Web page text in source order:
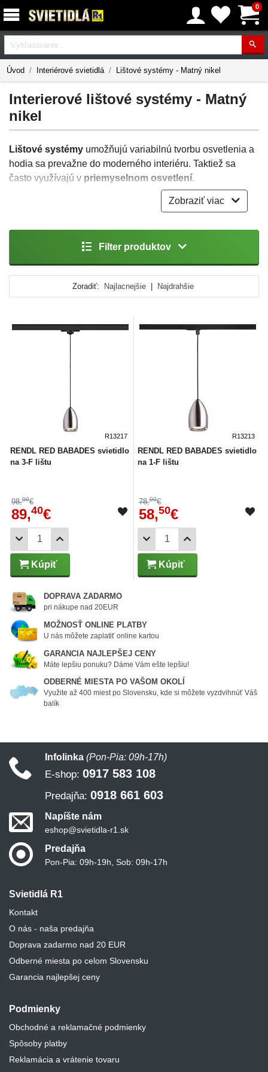
0
Vyhľadávanie
Úvod Interiérové svietidlá Lištové systémy - Matný nikel
Interierové lištové systémy - Matný
nikel
Zobraziť viac
Lištové systémy umožňujú variabilnú tvorbu osvetlenia a
hodia sa prevažne do moderného interiéru. Taktiež sa
často využívajú v priemyselnom osvetlení.
Systémy priamo na strope vytvoria potrebné elektrické
navrhnutých miestachlištové svietidlá. Vďaka niekoľkým
možným typom napájania je možné vychádzať z
skracovať alebo spájať podľa predstáv.
Lišty doplníte osvetľovacími prvkami podľa Vašich potrieb
dokonale dajú nasvietiť napríkladobrazy,zrkadláalebo
, kedy vytvoria zaujímavý efekt. Pri
Filter produktov
Zoradiť: Najlacnejšie | Najdrahšie
R13217
RENDL RED BABADES svietidlo
na 3-F lištu
98,00€
89,40€
Kúpiť
R13213
RENDL RED BABADES svietidlo
na 1-F lištu
78,00€
58,50€
Kúpiť
DOPRAVA ZADARMO
pri nákupe nad 20EUR
MOŽNOSŤ ONLINE PLATBY
U nás môžete zaplatiť online kartou
GARANCIA NAJLEPŠEJ CENY
Máte lepšiu ponuku? Dáme Vám ešte lepšiu!
ODBERNÉ MIESTA PO VAŠOM OKOLÍ
Využite až 400 miest po Slovensku, kde si môžete vyzdvihnúť Váš
balík
Svietidlá R1
Kontakt
O nás - naša predajňa
Doprava zadarmo nad 20 EUR
Odberné miesta po celom Slovensku
Garancia najlepšej ceny
Podmienky
Obchodné a reklamačné podmienky
Spôsoby platby
Reklamácia a vrátenie tovaru
Infolinka (Pon-Pia: 09h-17h)
E-shop: 0917 583 108
Predajňa: 0918 661 603
Napíšte nám
eshop@svietidla-r1.sk
Predajňa
Pon-Pia: 09h-19h, Sob: 09h-17h